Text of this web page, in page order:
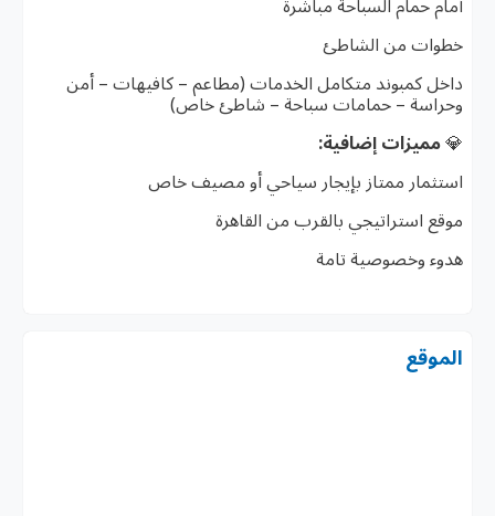
أمام حمام السباحة مباشرة
خطوات من الشاطئ
داخل كمبوند متكامل الخدمات (مطاعم – كافيهات – أمن
وحراسة – حمامات سباحة – شاطئ خاص)
💎مميزات إضافية:
استثمار ممتاز بإيجار سياحي أو مصيف خاص
موقع استراتيجي بالقرب من القاهرة
هدوء وخصوصية تامة
الموقع